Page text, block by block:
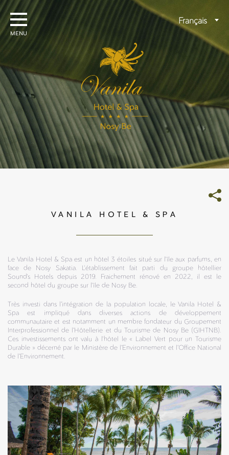
Aller
au
contenu
une
Français
VANILA HOTEL & SPA
Le Vanila Hotel & Spa est un hôtel 3 étoiles situé sur l'île aux parfums, en
face de Nosy Sakatia. L'établissement fait parti du groupe hôtellier
Sound's Hotels depuis 2019. Fraichement rénové en 2022, il est le
second hôtel du groupe sur l'île de Nosy Be.
Très investi dans l’intégration de la population locale, le Vanila Hotel &
Spa est impliqué dans diverses actions de développement
communautaire et est notamment un membre fondateur du Groupement
Interprofessionnel de l’Hôtellerie et du Tourisme de Nosy Be (GIHTNB).
Ces investissements ont valu à l'hôtel le « Label Vert pour un Tourisme
Durable » décerné par le Ministère de l’Environnement et l’Office National
de l’Environnement.